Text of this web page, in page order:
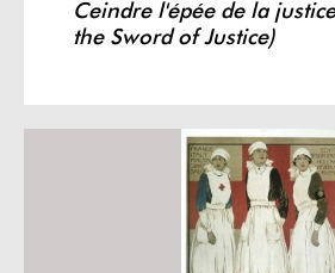
Ceindre l'épée de la
the Sword of Justice)